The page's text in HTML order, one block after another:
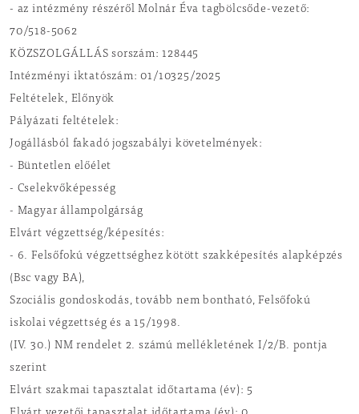
- az intézmény részéről Molnár Éva tagbölcsőde-vezető:
70/518-5062
KÖZSZOLGÁLLÁS sorszám: 128445
Intézményi iktatószám: 01/10325/2025
Feltételek, Előnyök
Pályázati feltételek:
Jogállásból fakadó jogszabályi követelmények:
- Büntetlen előélet
- Cselekvőképesség
- Magyar állampolgárság
Elvárt végzettség/képesítés:
- 6. Felsőfokú végzettséghez kötött szakképesítés alapképzés
(Bsc vagy BA),
Szociális gondoskodás, tovább nem bontható, Felsőfokú
iskolai végzettség és a 15/1998.
(IV. 30.) NM rendelet 2. számú mellékletének I/2/B. pontja
szerint
Elvárt szakmai tapasztalat időtartama (év): 5